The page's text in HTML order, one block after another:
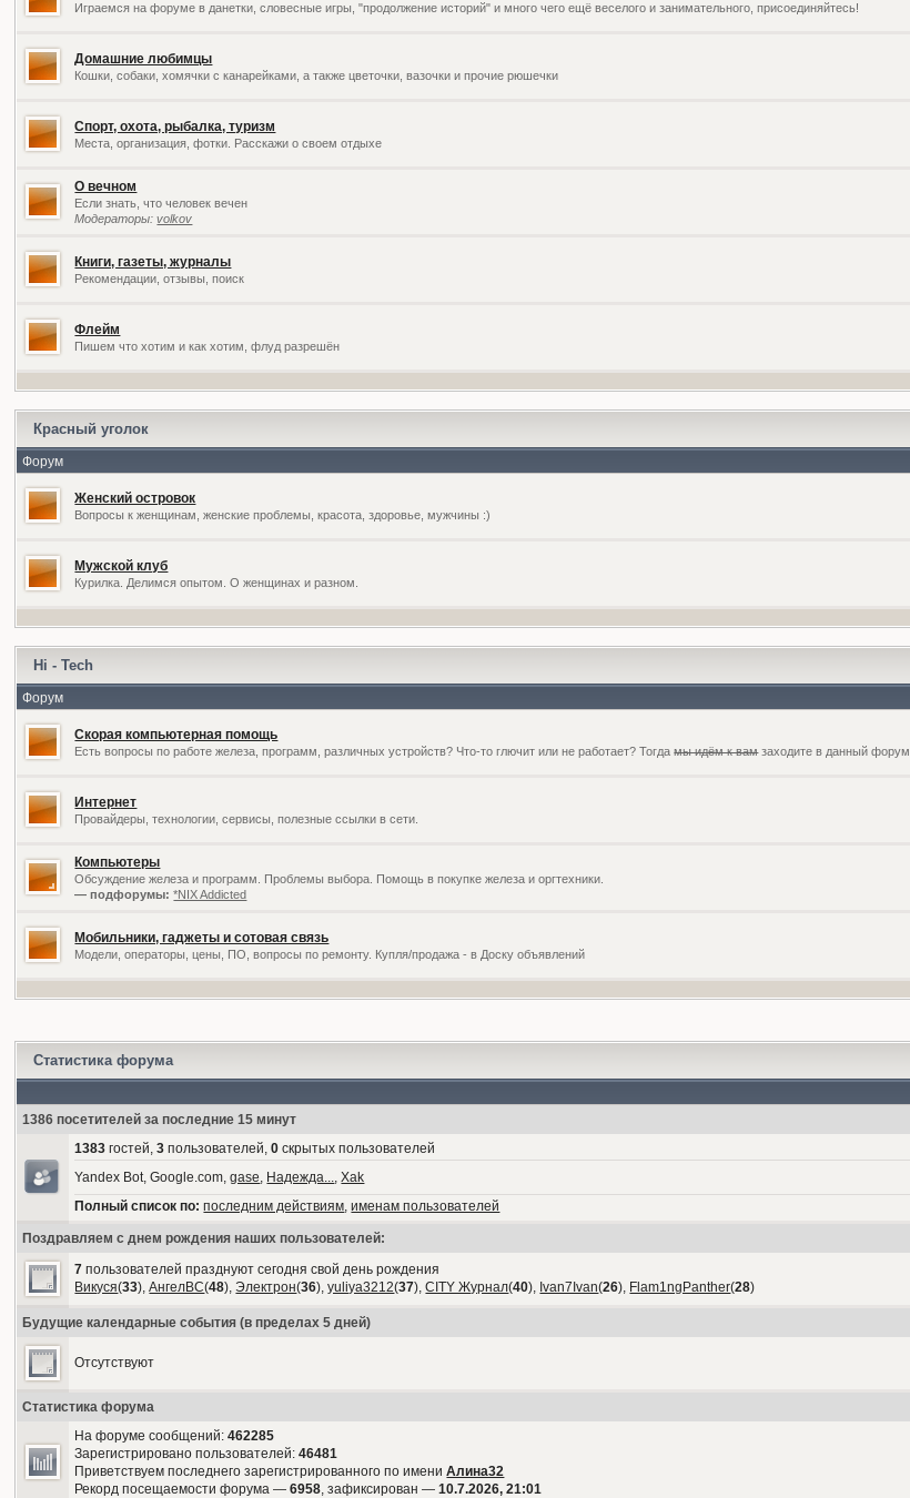
Играемся на форуме в данетки, словесные игры, "продолжение историй" и много чего ещё веселого и занимательного, присоединяйтесь!
Домашние любимцы
Кошки, собаки, хомячки с канарейками, а также цветочки, вазочки и прочие рюшечки
Спорт, охота, рыбалка, туризм
Места, организация, фотки. Расскажи о своем отдыхе
О вечном
Если знать, что человек вечен
Модераторы:volkov
Книги, газеты, журналы
Рекомендации, отзывы, поиск
Флейм
Пишем что хотим и как хотим, флуд разрешён
Красный уголок
Форум
Женский островок
Вопросы к женщинам, женские проблемы, красота, здоровье, мужчины :)
Мужской клуб
Курилка. Делимся опытом. О женщинах и разном.
Hi - Tech
Форум
Скорая компьютерная помощь
Есть вопросы по работе железа, программ, различных устройств? Что-то глючит или не работает? Тогдамы идём к вамзаходите в данный форум.
Интернет
Провайдеры, технологии, сервисы, полезные ссылки в сети.
Компьютеры
Обсуждение железа и программ. Проблемы выбора. Помощь в покупке железа и оргтехники.
— подфорумы: *NIX Addicted
Мобильники, гаджеты и сотовая связь
Модели, операторы, цены, ПО, вопросы по ремонту. Купля/продажа - в Доску объявлений
Статистика форума
1386 посетителей за последние 15 минут
1383 гостей,3 пользователей,0 скрытых пользователей
Yandex Bot, Google.com,gase, Надежда...,Xak
Полный список по: последним действиям,именам пользователей
Поздравляем с днем рождения наших пользователей:
7 пользователей празднуют сегодня свой день рождения
Викуся(33),АнгелВС(48),Электрон(36),yuliya3212(37),CITY Журнал(40), Ivan7Ivan(26), Flam1ngPanther(28)
Будущие календарные события (в пределах 5 дней)
Отсутствуют
Статистика форума
На форуме сообщений:462285
Зарегистрировано пользователей:46481
Приветствуем последнего зарегистрированного по имениАлина32
Рекорд посещаемости форума —6958, зафиксирован —10.7.2026, 21:01